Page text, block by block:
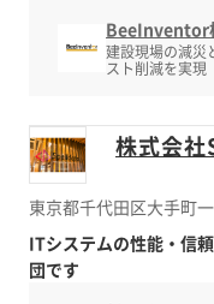
BeeInventor
建設現場の減災
スト削減を実現
株式会
東京都千代田区大手町
ITシステムの性能・信
団です